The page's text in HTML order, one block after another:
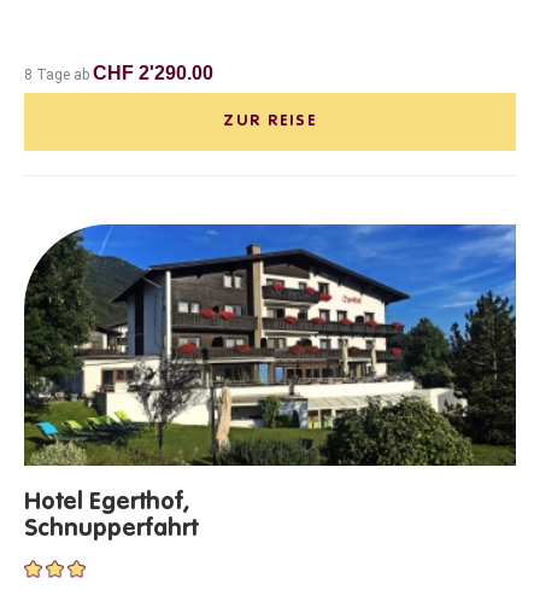
8 Tage ab CHF 2'290.00
ZUR REISE
Hotel Egerthof,
Schnupperfahrt